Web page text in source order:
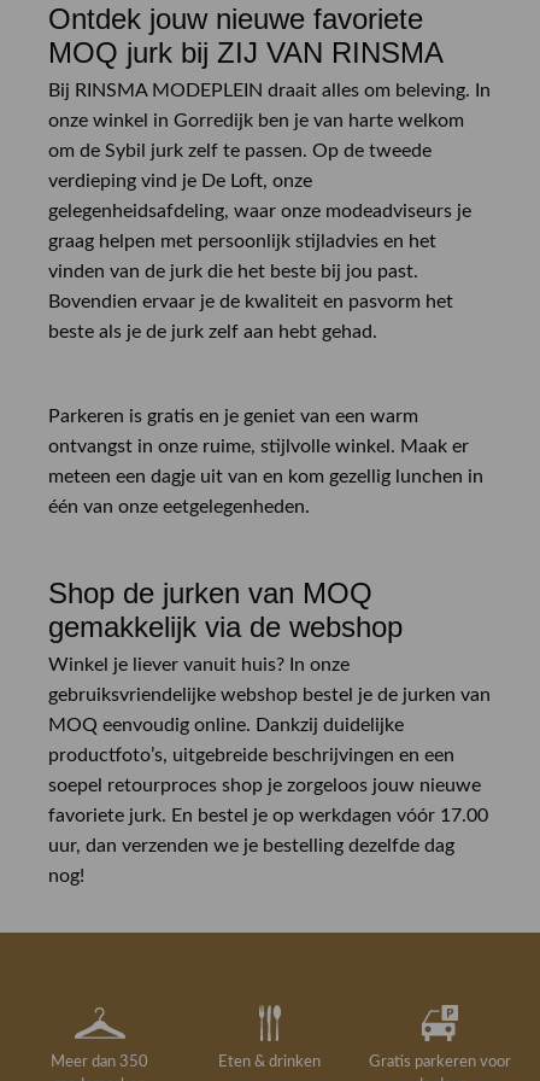
Ontdek jouw nieuwe favoriete
MOQ jurk bij ZIJ VAN RINSMA
Bij RINSMA MODEPLEIN draait alles om beleving. In
onze winkel in Gorredijk ben je van harte welkom
om de Sybil jurk zelf te passen. Op de tweede
verdieping vind je De Loft, onze
gelegenheidsafdeling, waar onze modeadviseurs je
graag helpen met persoonlijk stijladvies en het
vinden van de jurk die het beste bij jou past.
Bovendien ervaar je de kwaliteit en pasvorm het
beste als je de jurk zelf aan hebt gehad.
Parkeren is gratis en je geniet van een warm
ontvangst in onze ruime, stijlvolle winkel. Maak er
meteen een dagje uit van en kom gezellig lunchen in
één van onze eetgelegenheden.
Shop de jurken van MOQ
gemakkelijk via de webshop
Winkel je liever vanuit huis? In onze
gebruiksvriendelijke webshop bestel je de jurken van
MOQ eenvoudig online. Dankzij duidelijke
productfoto’s, uitgebreide beschrijvingen en een
soepel retourproces shop je zorgeloos jouw nieuwe
favoriete jurk. En bestel je op werkdagen vóór 17.00
uur, dan verzenden we je bestelling dezelfde dag
nog!
Meer dan 350
Eten & drinken
Gratis parkeren voor